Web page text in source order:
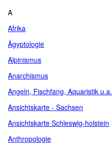
A
Afrika
Ägyptologie
Alpinismus
Anarchismus
Angeln, Fischfang, Aquaristik u.a.
Ansichtskarte - Sachsen
Ansichtskarte Schleswig-holstein
Anthropologie